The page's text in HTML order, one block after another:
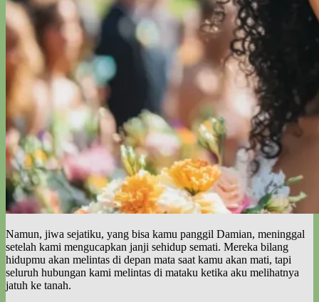
Namun, jiwa sejatiku, yang bisa kamu panggil Damian, meninggal
setelah kami mengucapkan janji sehidup semati. Mereka bilang
hidupmu akan melintas di depan mata saat kamu akan mati, tapi
seluruh hubungan kami melintas di mataku ketika aku melihatnya
jatuh ke tanah.